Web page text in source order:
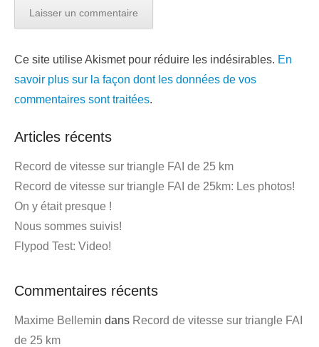
Ce site utilise Akismet pour réduire les indésirables. En
savoir plus sur la façon dont les données de vos
commentaires sont traitées.
Articles récents
Record de vitesse sur triangle FAI de 25 km
Record de vitesse sur triangle FAI de 25km: Les photos!
On y était presque !
Nous sommes suivis!
Flypod Test: Video!
Commentaires récents
Maxime Bellemin dans Record de vitesse sur triangle FAI
de 25 km